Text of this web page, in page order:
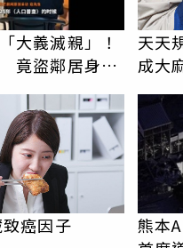
大義滅親」！
竟盜鄰居身份
天天
成大
癌因子
熊本